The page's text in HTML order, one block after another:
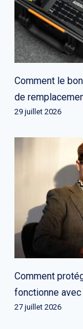
Comment le
de
29 juillet 2026
Comment
fonctionne
27 juillet 2026